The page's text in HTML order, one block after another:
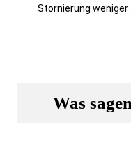
Stornierung
Was